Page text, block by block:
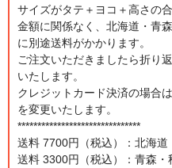
サイズがタテ＋ヨコ＋高さの
金額に関係なく、北海道・青
に別途送料がかかります。
ご注文いただきましたら折り
いたします。
クレジットカード決済の場合
を変更いたします。
*******************************
送料 7700円（税込）：北海道
送料 3300円（税込）：青森・